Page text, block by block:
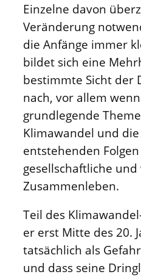
Einzelne davon
Veränderung
die Anfänge immer
bildet sich eine
bestimmte Sicht der
nach, vor allem
grundlegende
Klimawandel und
entstehenden
gesellschaftliche
Zusammenleben.
Teil des
er erst Mitte des 20.
tatsächlich als
und dass seine